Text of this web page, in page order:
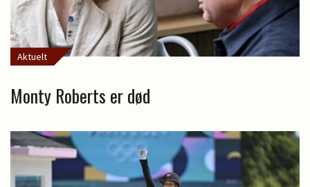
Aktuelt
Monty Roberts er død